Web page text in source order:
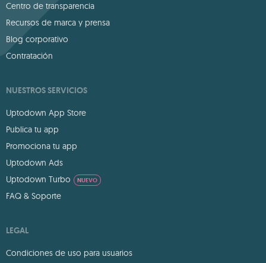
Centro de transparencia
Recursos de marca y prensa
Blog corporativo
Contratación
NUESTROS SERVICIOS
Uptodown App Store
Publica tu app
Promociona tu app
Uptodown Ads
Uptodown Turbo
NUEVO
FAQ & Soporte
LEGAL
Condiciones de uso para usuarios